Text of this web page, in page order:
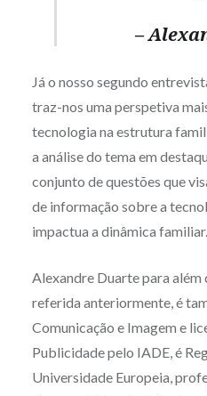
–
Já o nosso segundo
traz-nos uma perspetiva
tecnologia na estrutura
a análise do tema em
conjunto de questões que
de informação sobre a
impactua a dinâmica familiar.
Alexandre Duarte para além
referida anteriormente, é
Comunicação e Imagem e
Publicidade pelo IADE, é
Universidade Europeia,